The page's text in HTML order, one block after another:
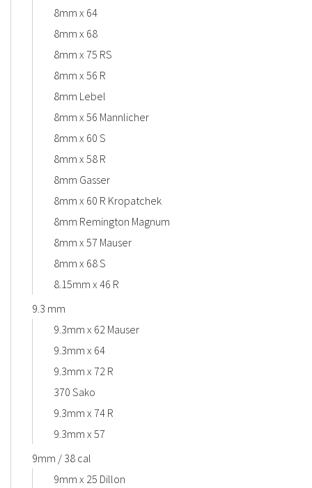
8mm x 64
8mm x 68
8mm x 75 RS
8mm x 56 R
8mm Lebel
8mm x 56 Mannlicher
8mm x 60 S
8mm x 58 R
8mm Gasser
8mm x 60 R Kropatchek
8mm Remington Magnum
8mm x 57 Mauser
8mm x 68 S
8.15mm x 46 R
9.3 mm
9.3mm x 62 Mauser
9.3mm x 64
9.3mm x 72 R
370 Sako
9.3mm x 74 R
9.3mm x 57
9mm / 38 cal
9mm x 25 Dillon